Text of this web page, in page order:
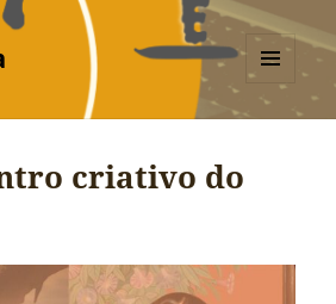
MENU
criativo do